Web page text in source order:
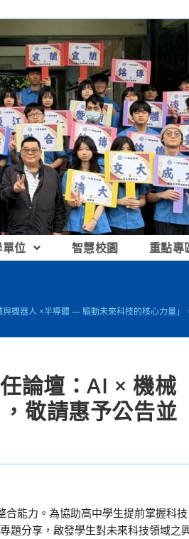
位 智慧校園 重點專
機器人 ×半導體 — 驅動未來科技的核心力量」
論壇：AI × 機械
敬請惠予公告並
能力。為協助高中學生提前掌握科技
題分享，啟發學生對未來科技領域之